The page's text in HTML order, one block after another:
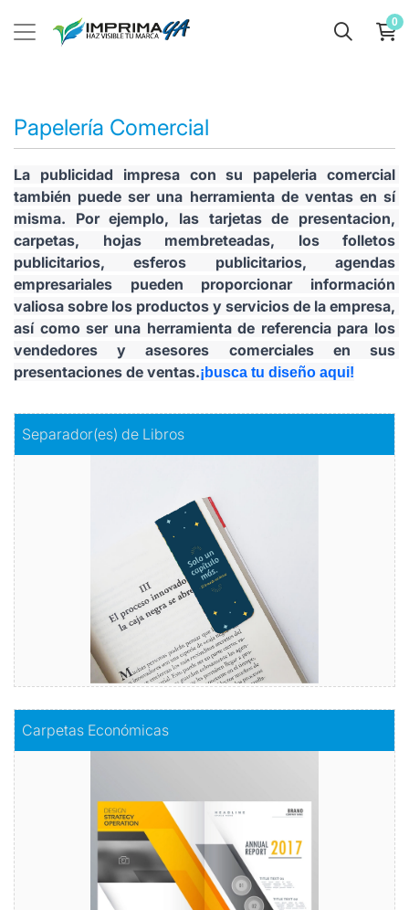
0
Papelería Comercial
La publicidad impresa con su papeleria comercial
también puede ser una herramienta de ventas en sí
misma. Por ejemplo, las tarjetas de presentacion,
carpetas, hojas membreteadas, los folletos
publicitarios, esferos publicitarios, agendas
empresariales pueden proporcionar información
valiosa sobre los productos y servicios de la empresa,
así como ser una herramienta de referencia para los
vendedores y asesores comerciales en sus
presentaciones de ventas.¡busca tu diseño aqui!
Separador(es) de Libros
Comprar
Comprar
Carpetas Económicas
Comprar
Comprar